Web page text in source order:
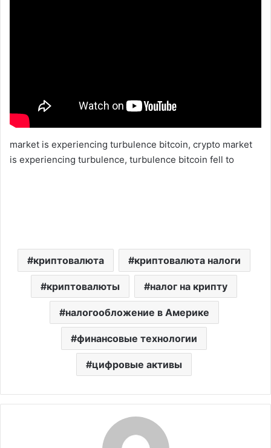
market is experiencing turbulence bitcoin, crypto market
is experiencing turbulence, turbulence bitcoin fell to
криптовалюта криптовалюта налоги
криптовалюты налог на крипту
налогообложение в Америке
финансовые технологии
цифровые активы